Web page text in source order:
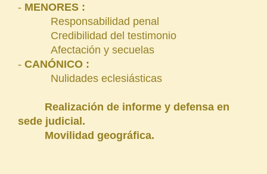
- MENORES :
Responsabilidad penal
Credibilidad del testimonio
Afectación y secuelas
- CANÓNICO :
Nulidades eclesiásticas
Realización de informe y defensa en
sede judicial.
Movilidad geográfica.